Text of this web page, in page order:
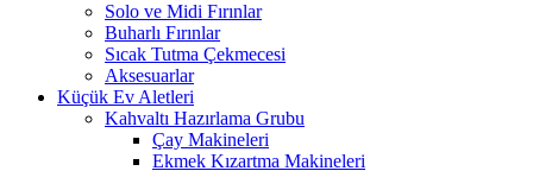
Solo ve Midi Fırınlar
Buharlı Fırınlar
Sıcak Tutma Çekmecesi
Aksesuarlar
Küçük Ev Aletleri
Kahvaltı Hazırlama Grubu
Çay Makineleri
Ekmek Kızartma Makineleri